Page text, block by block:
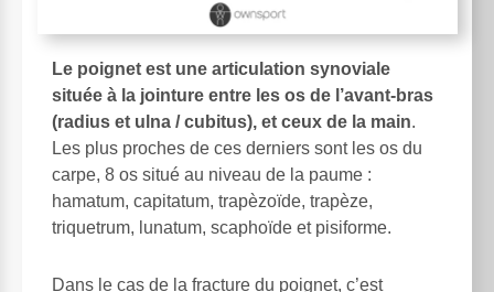
Le poignet est une articulation synoviale
située à la jointure entre les os de l’avant-bras
(radius et ulna / cubitus), et ceux de la main.
Les plus proches de ces derniers sont les os du
carpe, 8 os situé au niveau de la paume :
hamatum, capitatum, trapèzoïde, trapèze,
triquetrum, lunatum, scaphoïde et pisiforme.
Dans le cas de la fracture du poignet, c’est